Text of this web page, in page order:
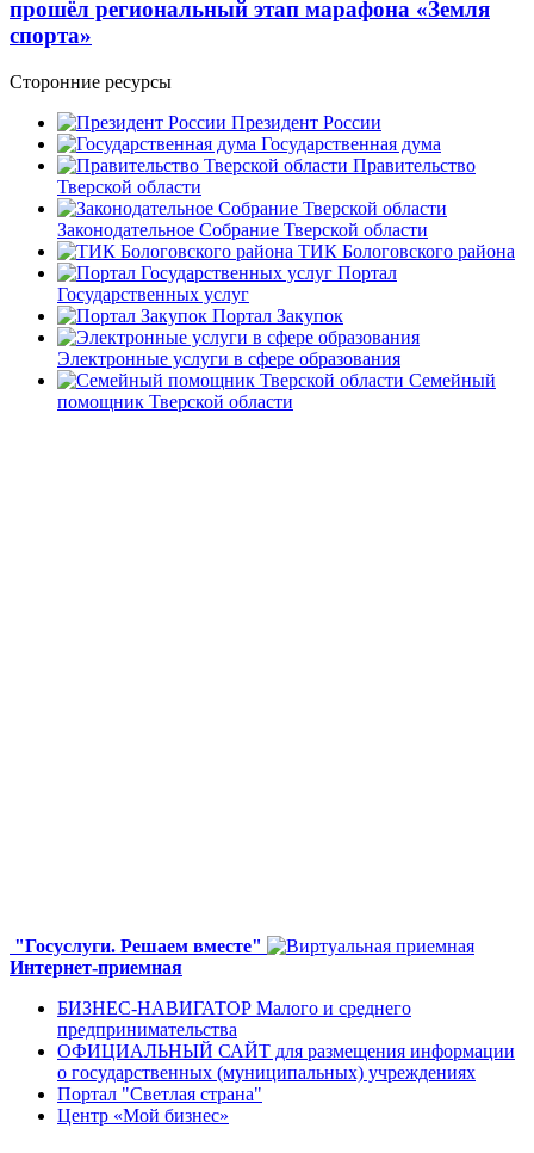
прошёл региональный этап марафона «Земля
спорта»
Сторонние ресурсы
Президент России
Государственная дума
Правительство
Тверской области
Законодательное Собрание Тверской области
ТИК Бологовского района
Портал
Государственных услуг
Портал Закупок
Электронные услуги в сфере образования
Семейный
помощник Тверской области
"Госуслуги. Решаем вместе"
Интернет-приемная
БИЗНЕС-НАВИГАТОР Малого и среднего
предпринимательства
ОФИЦИАЛЬНЫЙ САЙТ для размещения информации
о государственных (муниципальных) учреждениях
Портал "Светлая страна"
Центр «Мой бизнес»